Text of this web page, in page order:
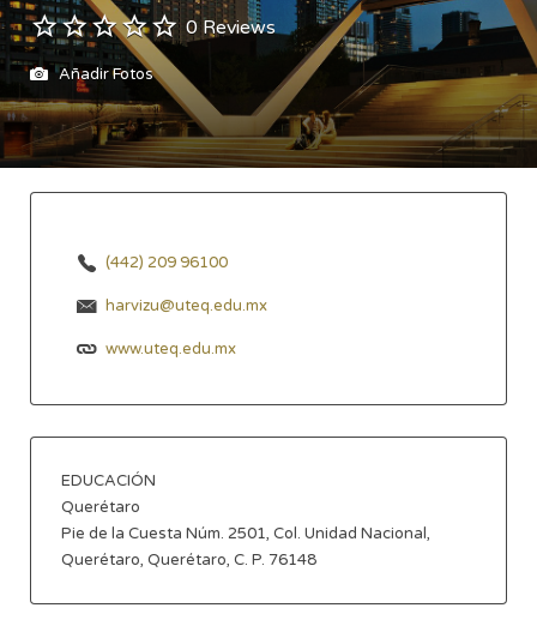
0 Reviews
Añadir Fotos
(442) 209 96100
harvizu@uteq.edu.mx
www.uteq.edu.mx
EDUCACIÓN
Querétaro
Pie de la Cuesta Núm. 2501, Col. Unidad Nacional,
Querétaro, Querétaro, C. P. 76148